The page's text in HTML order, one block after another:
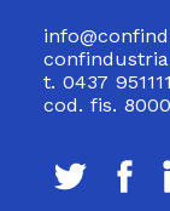
t. 0437
cod. fis.